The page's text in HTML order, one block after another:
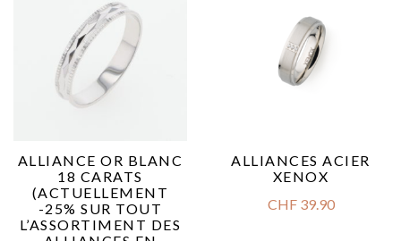
ALLIANCE OR BLANC
18 CARATS
(ACTUELLEMENT
-25% SUR TOUT
L’ASSORTIMENT DES
ALLIANCES ACIER
XENOX
CHF39.90